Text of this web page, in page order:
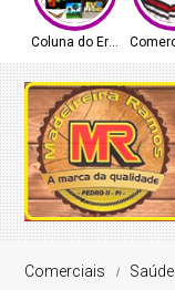
Coluna do Ernâni
Comerciais